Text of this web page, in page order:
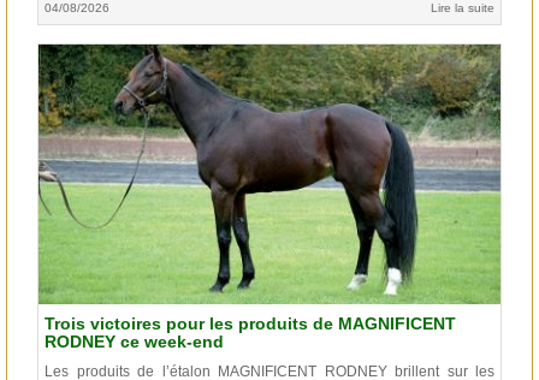
04/08/2026 Lire la suite
Trois victoires pour les produits de MAGNIFICENT
RODNEY ce week-end
Les produits de l’étalon MAGNIFICENT RODNEY brillent sur les